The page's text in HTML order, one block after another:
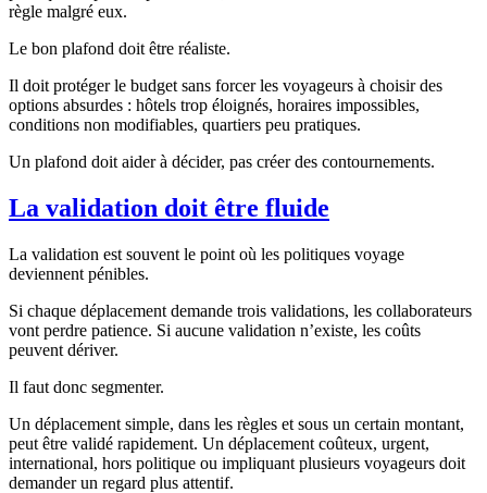
règle malgré eux.
Le bon plafond doit être réaliste.
Il doit protéger le budget sans forcer les voyageurs à choisir des
options absurdes : hôtels trop éloignés, horaires impossibles,
conditions non modifiables, quartiers peu pratiques.
Un plafond doit aider à décider, pas créer des contournements.
La validation doit être fluide
La validation est souvent le point où les politiques voyage
deviennent pénibles.
Si chaque déplacement demande trois validations, les collaborateurs
vont perdre patience. Si aucune validation n’existe, les coûts
peuvent dériver.
Il faut donc segmenter.
Un déplacement simple, dans les règles et sous un certain montant,
peut être validé rapidement. Un déplacement coûteux, urgent,
international, hors politique ou impliquant plusieurs voyageurs doit
demander un regard plus attentif.